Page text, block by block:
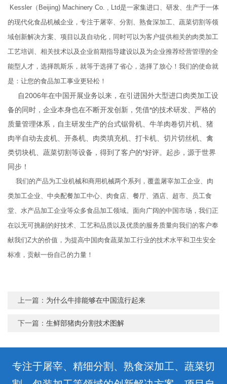
Kessler（Beijing) Machinery Co. , Ltd是一家集进口、研发、生产于一体
的现代化食品机械企业，专注于屠宰、分割、熟食深加工、蔬菜切割等领
域创新解决方案、项目以及自动化，同时可以为客户提供相关的肉类加工
工艺培训、相关技术以及企业前期指导建设以及为企业推荐经营管理的全
能型人才，选择凯斯乐，就等于选择了省心，选择了放心！我们的使命就
是：让您的食品加工事业更轻松！
自2006年在中国开展业务以来，在引进国外大型进口肉类加工设
备的同时，企业本身也在不断开发创新，凭借*的技术研发、严格的
质量管理体系，自主研发生产的台式锯骨机、牛羊肉卷切片机、猪
肉半自动去皮机、开条机、肉类填充机、打卡机、切片切丝机、禽
类切块机、蔬菜切割等设备，得到了客户的*好评。起步，源于世界
同步！
我们的产品为工业机械和商用机械两个系列，覆盖屠宰加工企业、肉
类加工企业、中央配餐加工中心、肉食店、餐厅、酒店、超市、员工食
堂、水产品加工企业等众多食品加工领域。面向广阔的中国市场，我们正
在以无可挑剔的好技术、工艺和品质以及优质的服务质量向我们的客户奉
献我们Z大的价值，为提高中国肉食蔬菜加工行业的技术水平和卫生安全
标准，贡献一份自己的力量！
上一篇： 为什么牛排能够在中国流行起来
下一篇：生鲜部猪肉分割技术图解
专注于屠宰、精细分割、熟食深加工、蔬菜切